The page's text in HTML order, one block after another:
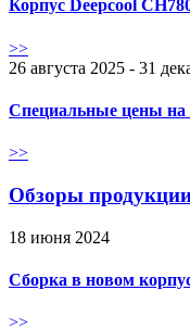
Корпус Deepcool
>>
26 августа 2025 - 31
Специальные цены на
>>
Обзоры
18 июня 2024
Сборка в новом
>>